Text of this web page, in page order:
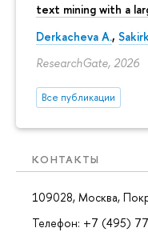
text mining with a
Derkacheva A.,
ResearchGate, 2026
Все публикации
КОНТАКТЫ
109028, Москва,
Телефон: +7 (495)